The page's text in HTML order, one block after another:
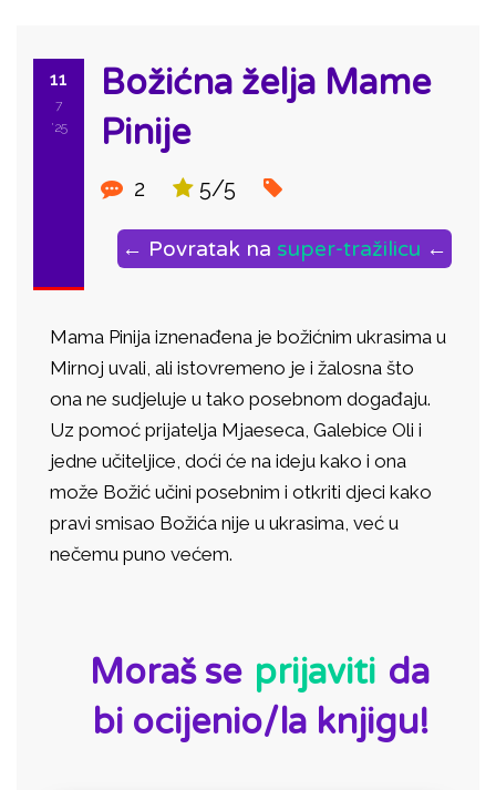
11
7
'25
Božićna želja Mame
Pinije
2 5/5
← Povratak na super-tražilicu ←
Mama Pinija iznenađena je božićnim ukrasima u
Mirnoj uvali, ali istovremeno je i žalosna što
ona ne sudjeluje u tako posebnom događaju.
Uz pomoć prijatelja Mjaeseca, Galebice Oli i
jedne učiteljice, doći će na ideju kako i ona
može Božić učini posebnim i otkriti djeci kako
pravi smisao Božića nije u ukrasima, već u
nečemu puno većem.
Moraš se prijaviti da
bi ocijenio/la knjigu!